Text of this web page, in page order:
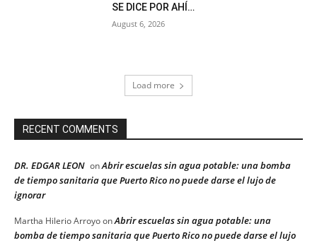
SE DICE POR AHÍ…
August 6, 2026
Load more
RECENT COMMENTS
DR. EDGAR LEON onAbrir escuelas sin agua potable: una bomba
de tiempo sanitaria que Puerto Rico no puede darse el lujo de
ignorar
Martha Hilerio ArroyoonAbrir escuelas sin agua potable: una
bomba de tiempo sanitaria que Puerto Rico no puede darse el lujo